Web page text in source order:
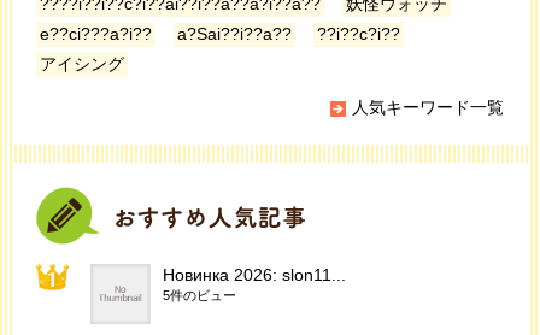
????i??i??c?i??ai??i??a??a?i??a??
妖怪ウォッチ
e??ci???a?i??
a?Sai??i??a??
??i??c?i??
アイシング
人気キーワード一覧
Новинка 2026: slon11...
5件のビュー